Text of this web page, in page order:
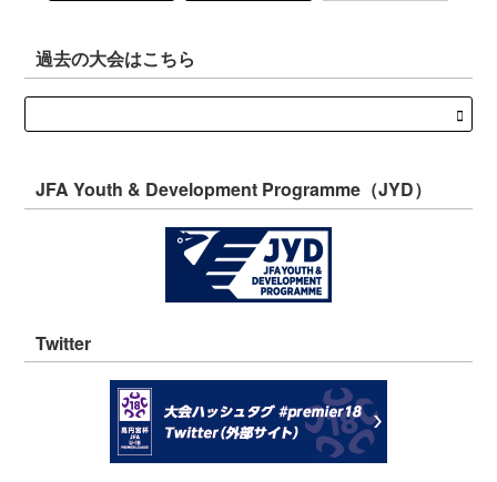
過去の大会はこちら
JFA Youth & Development Programme（JYD）
Twitter